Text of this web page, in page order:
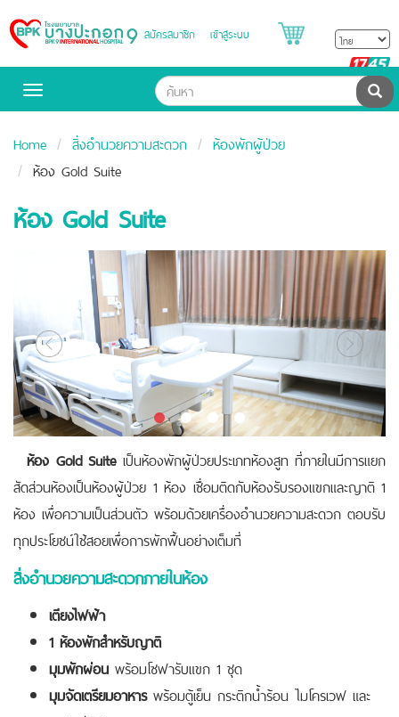
Bangpakok
Hospital
สมัครสมาชิก เข้าสู่ระบบ
Toggle
ค้น
Home สิ่งอำนวยความสะดวก
ห้องพักผู้ป่วย
ห้อง Gold Suite
ห้อง Gold Suite
ห้อง Gold Suiteเป็นห้องพักผู้ป่วยประเภทห้องสูท ที่ภายในมีการแยก
สัดส่วนห้องเป็นห้องผู้ป่วย 1 ห้อง เชื่อมติดกับห้องรับรองแขกและญาติ 1
ห้อง เพื่อความเป็นส่วนตัว พร้อมด้วยเครื่องอำนวยความสะดวก ตอบรับ
ทุกประโยชน์ใช้สอยเพื่อการพักฟื้นอย่างเต็มที่
สิ่งอำนวยความสะดวกภายในห้อง
เตียงไฟฟ้า
1 ห้องพักสำหรับญาติ
มุมพักผ่อน พร้อมโซฟารับแขก 1 ชุด
มุมจัดเตรียมอาหารพร้อมตู้เย็น กระติกน้ำร้อน ไมโครเวฟ และ